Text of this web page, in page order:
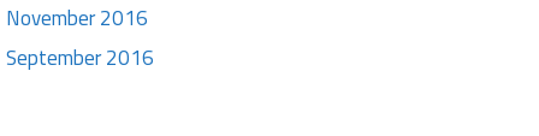
November 2016
September 2016